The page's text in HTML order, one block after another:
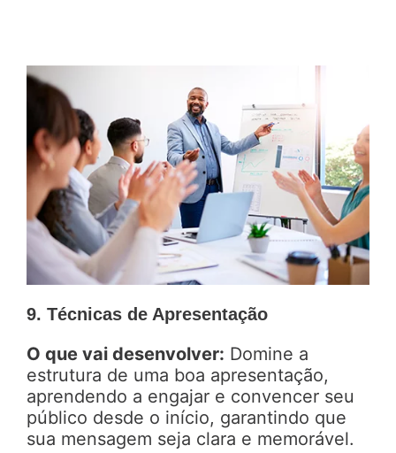
9. Técnicas de Apresentação
O que vai desenvolver: Domine a
estrutura de uma boa apresentação,
aprendendo a engajar e convencer seu
público desde o início, garantindo que
sua mensagem seja clara e memorável.